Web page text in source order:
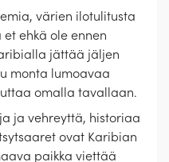
värien ilotulitusta
ehkä ole ennen
jättää jäljen
monta lumoavaa
omalla tavallaan.
ja vehreyttä, historiaa
ovat Karibian
paikka viettää